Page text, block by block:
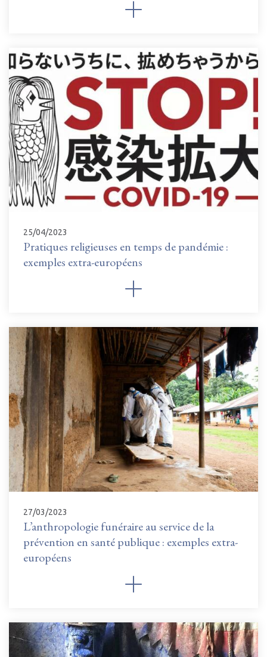
25/04/2023
Pratiques religieuses en temps de pandémie :
exemples extra-européens
27/03/2023
L’anthropologie funéraire au service de la
prévention en santé publique : exemples extra-
européens